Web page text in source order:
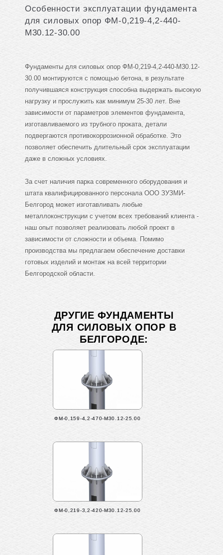
Особенности эксплуатации фундамента
для силовых опор ФМ-0,219-4,2-440-
М30.12-30.00
Фундаменты для силовых опор ФМ-0,219-4,2-440-М30.12-
30.00 монтируются с помощью бетона, в результате
получившаяся конструкция способна выдержать высокую
нагрузку и прослужить как минимум 25-30 лет. Вне
зависимости от параметров элементов фундамента,
изготавливаемого из трубного проката, детали
подвергаются противокоррозионной обработке. Это
позволяет обеспечить длительный срок эксплуатации
даже в сложных условиях.
За счет наличия парка современного оборудования и
штата квалифицированного персонала ООО ЗУЗМИ-
Белгород может изготавливать любые
металлоконструкции с учетом всех требований клиента -
наш опыт позволяет реализовать любой проект в
зависимости от сложности и объема. Помимо
производства мы предлагаем обеспечение доставки
готовых изделий и монтаж на всей территории
Белгородской области.
ДРУГИЕ ФУНДАМЕНТЫ
ДЛЯ СИЛОВЫХ ОПОР В
БЕЛГОРОДЕ:
ФМ-0,159-4,2-470-М30.12-25.00
ФМ-0,219-3,2-420-М30.12-25.00